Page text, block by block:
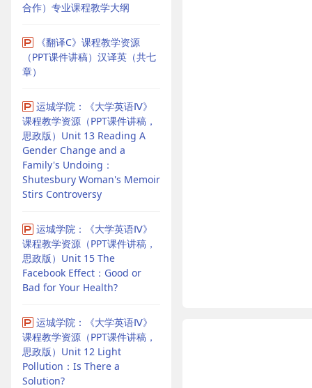
合作）专业课程教学大纲
《翻译C》课程教学资源
（PPT课件讲稿）汉译英（共七
章）
运城学院：《大学英语Ⅳ》
课程教学资源（PPT课件讲稿，
思政版）Unit 13 Reading A
Gender Change and a
Family's Undoing：
Shutesbury Woman's Memoir
Stirs Controversy
运城学院：《大学英语Ⅳ》
课程教学资源（PPT课件讲稿，
思政版）Unit 15 The
Facebook Effect：Good or
Bad for Your Health?
运城学院：《大学英语Ⅳ》
课程教学资源（PPT课件讲稿，
思政版）Unit 12 Light
Pollution：Is There a
Solution?